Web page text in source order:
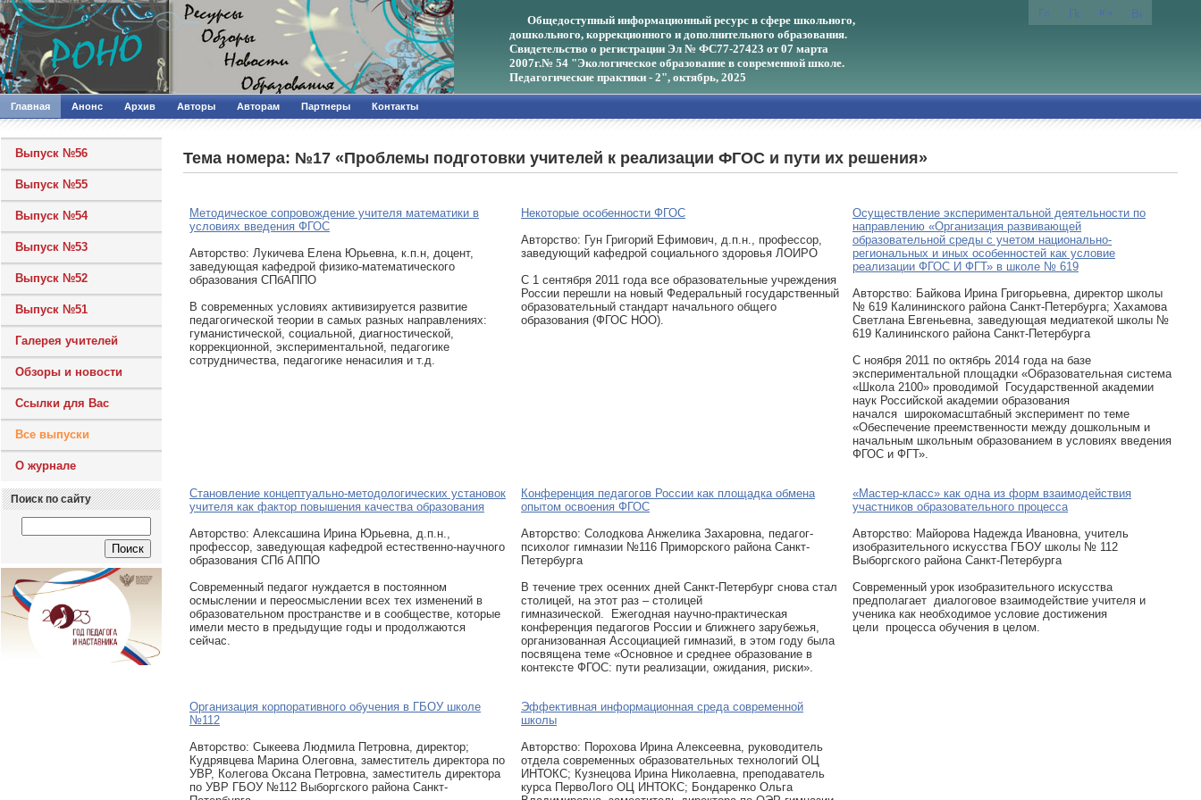
Общедоступный информационный ресурс в сфере школьного,
дошкольного, коррекционного и дополнительного образования.
Свидетельство о регистрации Эл № ФС77-27423 от 07 марта
2007г.№ 54 "Экологическое образование в современной школе.
Педагогические практики - 2", октябрь, 2025
Главная Анонс Архив Авторы Авторам Партнеры Контакты
Выпуск №56
Выпуск №55
Выпуск №54
Выпуск №53
Выпуск №52
Выпуск №51
Галерея учителей
Обзоры и новости
Ссылки для Вас
Все выпуски
О журнале
Поиск по сайту
Тема номера: №17 «Проблемы подготовки учителей к реализации ФГОС и пути их решения»
Методическое сопровождение учителя математики в
условиях введения ФГОС
Авторcтво: Лукичева Елена Юрьевна, к.п.н, доцент,
заведующая кафедрой физико-математического
образования СПбАППО
В современных условиях активизируется развитие
педагогической теории в самых разных направлениях:
гуманистической, социальной, диагностической,
коррекционной, экспериментальной, педагогике
сотрудничества, педагогике ненасилия и т.д.
Некоторые особенности ФГОС
Авторcтво: Гун Григорий Ефимович, д.п.н., профессор,
заведующий кафедрой социального здоровья ЛОИРО
С 1 сентября 2011 года все образовательные учреждения
России перешли на новый Федеральный государственный
образовательный стандарт начального общего
образования (ФГОС НОО).
Осуществление экспериментальной деятельности по
направлению «Организация развивающей
образовательной среды с учетом национально-
региональных и иных особенностей как условие
реализации ФГОС И ФГТ» в школе № 619
Авторcтво: Байкова Ирина Григорьевна, директор школы
№ 619 Калининского района Санкт-Петербурга; Хахамова
Светлана Евгеньевна, заведующая медиатекой школы №
619 Калининского района Санкт-Петербурга
С ноября 2011 по октябрь 2014 года на базе
экспериментальной площадки «Образовательная система
«Школа 2100» проводимой Государственной академии
наук Российской академии образования
начался широкомасштабный эксперимент по теме
«Обеспечение преемственности между дошкольным и
начальным школьным образованием в условиях введения
ФГОС и ФГТ».
Становление концептуально-методологических установок
учителя как фактор повышения качества образования
Авторcтво: Алексашина Ирина Юрьевна, д.п.н.,
профессор, заведующая кафедрой естественно-научного
образования СПб АППО
Современный педагог нуждается в постоянном
осмыслении и переосмыслении всех тех изменений в
образовательном пространстве и в сообществе, которые
имели место в предыдущие годы и продолжаются
сейчас.
Конференция педагогов России как площадка обмена
опытом освоения ФГОС
Авторcтво: Солодкова Анжелика Захаровна, педагог-
психолог гимназии №116 Приморского района Санкт-
Петербурга
В течение трех осенних дней Санкт-Петербург снова стал
столицей, на этот раз – столицей
гимназической. Ежегодная научно-практическая
конференция педагогов России и ближнего зарубежья,
организованная Ассоциацией гимназий, в этом году была
посвящена теме «Основное и среднее образование в
контексте ФГОС: пути реализации, ожидания, риски».
«Мастер-класс» как одна из форм взаимодействия
участников образовательного процесса
Авторcтво: Майорова Надежда Ивановна, учитель
изобразительного искусства ГБОУ школы № 112
Выборгского района Санкт-Петербурга
Современный урок изобразительного искусства
предполагает диалоговое взаимодействие учителя и
ученика как необходимое условие достижения
цели процесса обучения в целом.
Организация корпоративного обучения в ГБОУ школе
№112
Авторcтво: Сыкеева Людмила Петровна, директор;
Кудрявцева Марина Олеговна, заместитель директора по
УВР, Колегова Оксана Петровна, заместитель директора
по УВР ГБОУ №112 Выборгского района Санкт-
Эффективная информационная среда современной
школы
Авторcтво: Порохова Ирина Алексеевна, руководитель
отдела современных образовательных технологий ОЦ
ИНТОКС; Кузнецова Ирина Николаевна, преподаватель
курса ПервоЛого ОЦ ИНТОКС; Бондаренко Ольга